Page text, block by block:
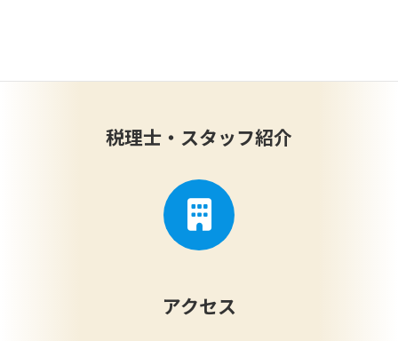
税理士・スタッフ紹介
アクセス